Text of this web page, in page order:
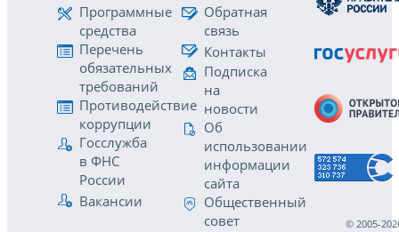
Программные
средства
Перечень
обязательных
требований
Противодействие
коррупции
Госслужба
в ФНС
России
Вакансии
Обратная
связь
Контакты
Подписка
на
новости
Об
использовании
информации
сайта
Общественный
совет
© 2005-